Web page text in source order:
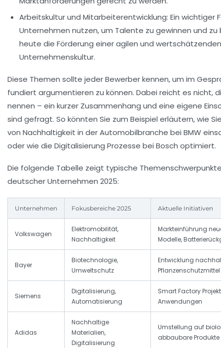
Arbeitskultur und Mitarbeiterentwicklung: Ein wichtiger
Unternehmen nutzen, um Talente zu gewinnen und zu
heute die Förderung einer agilen und wertschätzenden
Unternehmenskultur.
Diese Themen sollte jeder Bewerber kennen, um im
fundiert argumentieren zu können. Dabei reicht es nicht,
nennen – ein kurzer Zusammenhang und eine eigene
sind gefragt. So könnten Sie zum Beispiel erläutern, wie
von Nachhaltigkeit in der Automobilbranche bei BMW
oder wie die Digitalisierung Prozesse bei Bosch optimiert.
Die folgende Tabelle zeigt typische
deutscher Unternehmen 2025:
Unternehmen Fokusbereiche 2025 Aktuelle Initiativen
Volkswagen
Elektromobilität,
Nachhaltigkeit
Markteinführung
Modelle,
Bayer
Biotechnologie,
Umweltschutz
Entwicklung
Pflanzenschutzmittel
Siemens
Digitalisierung,
Automatisierung
Smart Factory
Anwendungen
Adidas
Nachhaltige
Materialien,
Digitalisierung
Umstellung auf
abbaubare Produkte